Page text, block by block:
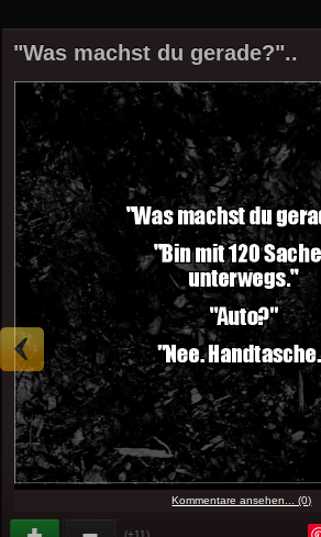
"Was machst du gerade?"..
Kommentare ansehen... (0)
(+11)